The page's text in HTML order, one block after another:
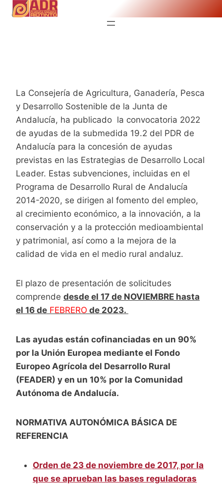
Saltar
La Consejería de Agricultura, Ganadería, Pesca
y Desarrollo Sostenible de la Junta de
Andalucía, ha publicado la convocatoria 2022
de ayudas de la submedida 19.2 del PDR de
Andalucía para la concesión de ayudas
previstas en las Estrategias de Desarrollo Local
Leader. Estas subvenciones, incluidas en el
Programa de Desarrollo Rural de Andalucía
2014-2020, se dirigen al fomento del empleo,
al crecimiento económico, a la innovación, a la
conservación y a la protección medioambiental
y patrimonial, así como a la mejora de la
calidad de vida en el medio rural andaluz.
El plazo de presentación de solicitudes
comprende desde el 17 de NOVIEMBRE hasta
el 16 de FEBRERO de 2023.
Las ayudas están cofinanciadas en un 90%
por la Unión Europea mediante el Fondo
Europeo Agrícola del Desarrollo Rural
(FEADER) y en un 10% por la Comunidad
Autónoma de Andalucía.
NORMATIVA AUTONÓMICA BÁSICA DE
REFERENCIA
Orden de 23 de noviembre de 2017, por la
que se aprueban las bases reguladoras